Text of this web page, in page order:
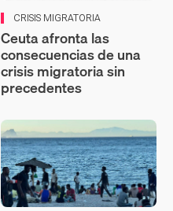
CRISIS MIGRATORIA
Ceuta afronta las
consecuencias de una
crisis migratoria sin
precedentes